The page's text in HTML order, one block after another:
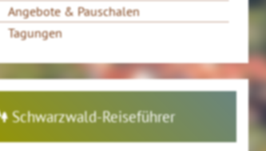
Angebote & Pauschalen
Tagungen
Schwarzwald-Reiseführer